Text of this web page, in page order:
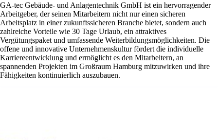
GA-tec Gebäude- und Anlagentechnik GmbH ist ein hervorragender
Arbeitgeber, der seinen Mitarbeitern nicht nur einen sicheren
Arbeitsplatz in einer zukunftssicheren Branche bietet, sondern auch
zahlreiche Vorteile wie 30 Tage Urlaub, ein attraktives
Vergütungspaket und umfassende Weiterbildungsmöglichkeiten. Die
offene und innovative Unternehmenskultur fördert die individuelle
Karriereentwicklung und ermöglicht es den Mitarbeitern, an
spannenden Projekten im Großraum Hamburg mitzuwirken und ihre
Fähigkeiten kontinuierlich auszubauen.